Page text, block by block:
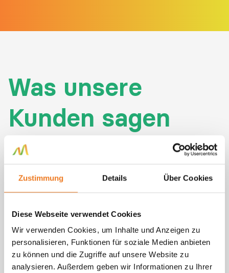
Zustimmung Details Über Cookies
Diese Webseite verwendet Cookies
Wir verwenden Cookies, um Inhalte und Anzeigen zu
personalisieren, Funktionen für soziale Medien anbieten
zu können und die Zugriffe auf unsere Website zu
analysieren. Außerdem geben wir Informationen zu Ihrer
Was unsere
Kunden sagen